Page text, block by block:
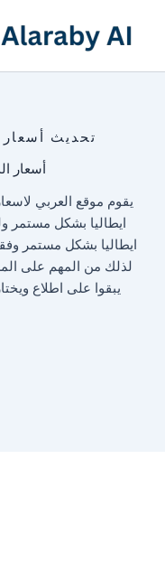
تحديث أسعار
أسعار
يقوم موقع العربي
ايطاليا بشكل مستمر
ايطاليا بشكل مستمر
لذلك من المهم على
يبقوا على اطلاع